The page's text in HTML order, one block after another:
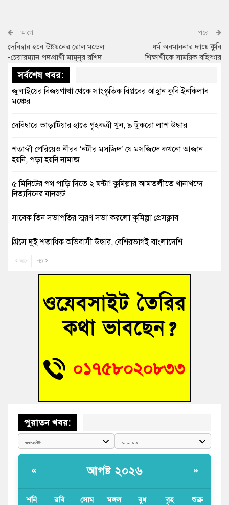
আগে
দেবিদ্বার হবে উন্নয়নের রোল মডেল
-চেয়ারম্যান পদপ্রার্থী মামুনুর রশিদ
পরে
ধর্ম অবমাননার দায়ে কুবি
শিক্ষার্থীকে সাময়িক বহিষ্কার
সর্বশেষ খবর:
জুলাইয়ের বিজয়গাথা থেকে সাংস্কৃতিক বিপ্লবের আহ্বান কুবি ইনকিলাব
মঞ্চের
দেবিদ্বারে ভাড়াটিয়ার হাতে গৃহকত্রী খুন, ৯ টুকরো লাশ উদ্ধার
শতাব্দী পেরিয়েও নীরব ‘নটীর মসজিদ’ যে মসজিদে কখনো আজান
হয়নি, পড়া হয়নি নামাজ
৫ মিনিটের পথ পাড়ি দিতে ২ ঘণ্টা! কুমিল্লার আমতলীতে খানাখন্দে
নিত্যদিনের যানজট
সাবেক তিন সভাপতির স্মরণ সভা করলো কুমিল্লা প্রেসক্লাব
গ্রিসে দুই শতাধিক অভিবাসী উদ্ধার, বেশিরভাগই বাংলাদেশি
বুড়িচংয়ে নিখোঁজের ৩ দিন পর ফিশারির পুকুরে রিকশাচালকের মরদেহ
“স্পেশাল ট্রাইব্যুনালে জুলাই গণহত্যার বিচার করেন, জনগণ আপনাদের
ছাড়বে না-সাক্কু
ভাষা সৈনিক অজিত গুহ মহাবিদ্যালয়ে জুলাই গণঅভ্যুত্থান দিবসের
‘হাসিনাকে ফেরাতে তৎপরতা’ কুবিতে ১১ শিক্ষককে ঘিরে ফ্যাক্ট-
ফাইন্ডিং কমিটি গঠন
আগে পরে
পুরাতন খবর:
« আগষ্ট ২০২৬ »
শনি রবি সোম মঙ্গল বুধ বৃহ শুক্র